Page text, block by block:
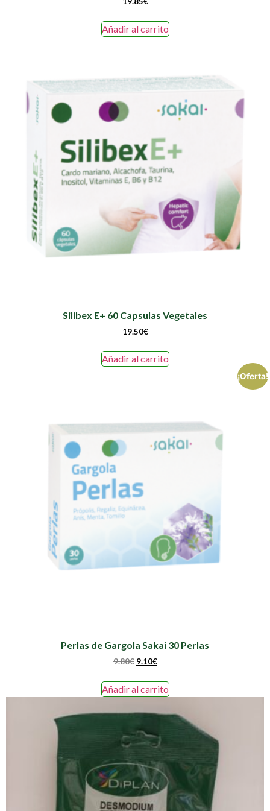
Añadir al carrito
Silibex E+ 60 Capsulas Vegetales
19.50€
Añadir al carrito
¡Oferta!
Perlas de Gargola Sakai 30 Perlas
9.80€ 9.10€
Añadir al carrito